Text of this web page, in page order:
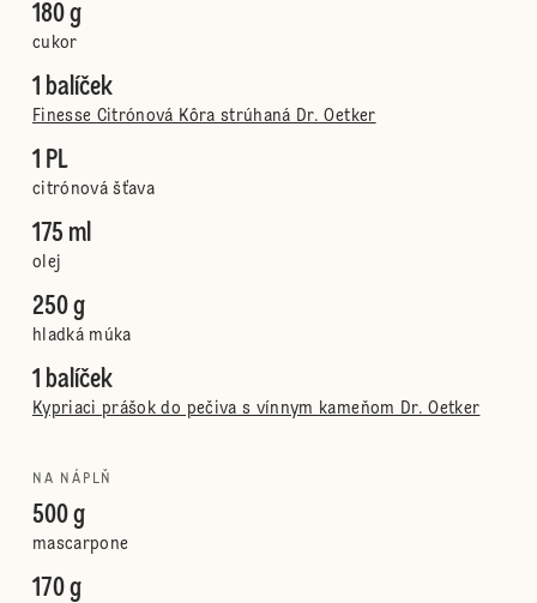
180 g
cukor
1 balíček
Finesse Citrónová Kôra strúhaná Dr. Oetker
1 PL
citrónová šťava
175 ml
olej
250 g
hladká múka
1 balíček
Kypriaci prášok do pečiva s vínnym kameňom Dr. Oetker
NA NÁPLŇ
500 g
mascarpone
170 g